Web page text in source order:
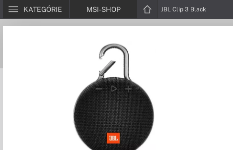
KATEGÓRIE MSI-SHOP JBL Clip 3 Black